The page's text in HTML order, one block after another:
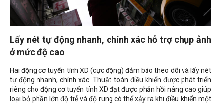
Lấy nét tự động nhanh, chính xác hỗ trợ chụp ảnh
ở mức độ cao
Hai động cơ tuyến tính XD (cực động) đảm bảo theo dõi và lấy nét
tự động nhanh, chính xác. Thuật toán điều khiển được phát triển
riêng cho động cơ tuyến tính XD đạt được phản hồi nâng cao giúp
loại bỏ phần lớn độ trễ và độ rung có thể xảy ra khi điều khiển một